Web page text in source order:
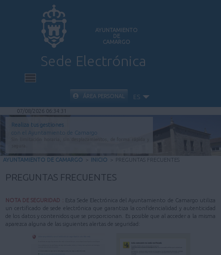
AYUNTAMIENTO
DE
CAMARGO
Sede Electrónica
INICIO
INFORMACIÓN PÚBLICA
CARPETA CIUDADANA
AYUDA
ÁREA PERSONAL ES
07/08/2026 06:34:32
Realiza tus gestiones
con el Ayuntamiento de Camargo
AYUNTAMIENTO DE CAMARGO > INICIO > PREGUNTAS FRECUENTES
PREGUNTAS FRECUENTES
NOTA DE SEGURIDAD :
Esta Sede Electrónica del Ayuntamiento de Camargo utiliza
un certificado de sede electrónica que garantiza la confidencialidad y autenticidad
de los datos y contenidos que se proporcionan. Es posible que al acceder a la misma
aparezca alguna de las siguientes alertas de seguridad: